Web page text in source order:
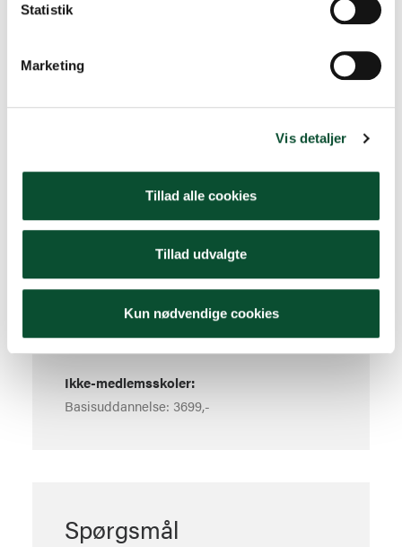
Statistik
Marketing
Vis detaljer
Tillad alle cookies
Tillad udvalgte
Kun nødvendige cookies
København 3. Februar, 9-14
Skoleelevers Sekretariat
Priserne er ekskl. Moms.
Priserne er pr. lærer.
Medlemsskoler:
Basisuddannelse: 2999,-
Ikke-medlemsskoler:
Basisuddannelse: 3699,-
Spørgsmål